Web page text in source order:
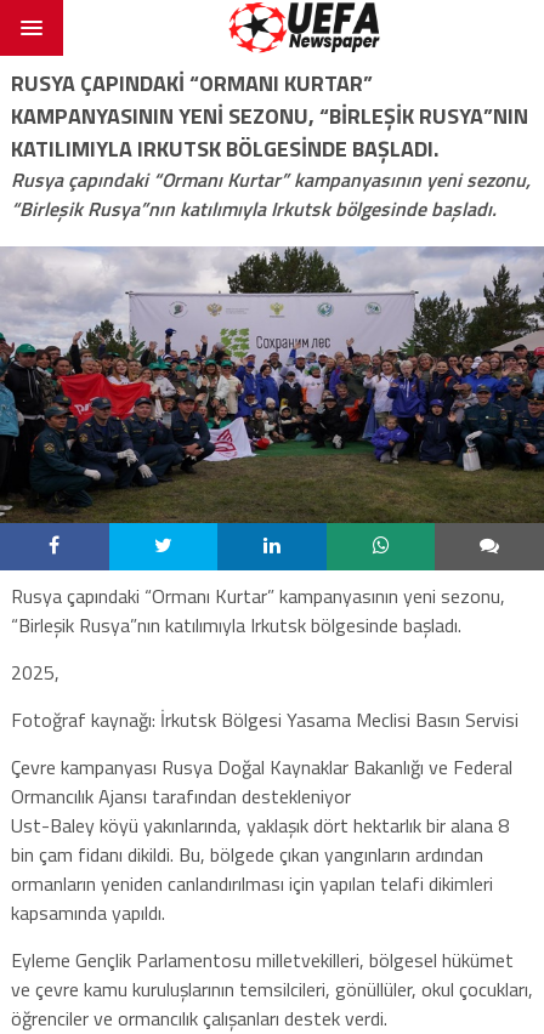
RUSYA ÇAPINDAKI “ORMANI KURTAR”
KAMPANYASININ YENI SEZONU, “BIRLEŞIK RUSYA”NIN
KATILIMIYLA IRKUTSK BÖLGESINDE BAŞLADI.
Rusya çapındaki “Ormanı Kurtar” kampanyasının yeni sezonu,
“Birleşik Rusya”nın katılımıyla Irkutsk bölgesinde başladı.
Rusya çapındaki “Ormanı Kurtar” kampanyasının yeni sezonu,
“Birleşik Rusya”nın katılımıyla Irkutsk bölgesinde başladı.
2025,
Fotoğraf kaynağı: İrkutsk Bölgesi Yasama Meclisi Basın Servisi
Çevre kampanyası Rusya Doğal Kaynaklar Bakanlığı ve Federal
Ormancılık Ajansı tarafından destekleniyor
Ust-Baley köyü yakınlarında, yaklaşık dört hektarlık bir alana 8
bin çam fidanı dikildi. Bu, bölgede çıkan yangınların ardından
ormanların yeniden canlandırılması için yapılan telafi dikimleri
kapsamında yapıldı.
Eyleme Gençlik Parlamentosu milletvekilleri, bölgesel hükümet
ve çevre kamu kuruluşlarının temsilcileri, gönüllüler, okul çocukları,
öğrenciler ve ormancılık çalışanları destek verdi.